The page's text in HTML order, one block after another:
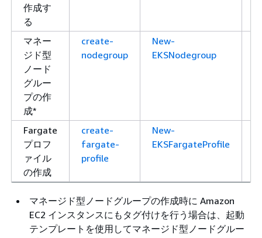
作成す
る
マネー
ジド型
ノード
グルー
プの作
成*
create-
nodegroup
New-
EKSNodegroup
Fargate
プロフ
ァイル
の作成
create-
fargate-
profile
New-
EKSFargateProfile
マネージド型ノードグループの作成時に Amazon
EC2 インスタンスにもタグ付けを行う場合は、起動
テンプレートを使用してマネージド型ノードグルー